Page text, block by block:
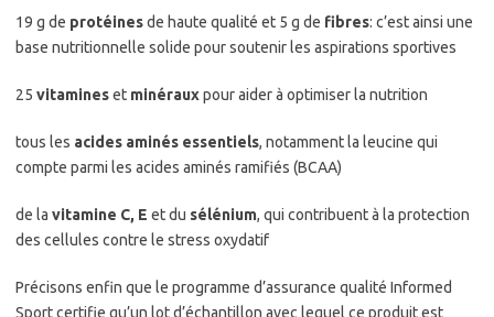
19 g de protéinesde haute qualité et 5 g de fibres: c’est ainsi une
base nutritionnelle solide pour soutenir les aspirations sportives
25 vitamineset minérauxpour aider à optimiser la nutrition
tous les acides aminés essentiels, notamment la leucine qui
compte parmi les acides aminés ramifiés (BCAA)
de la vitamine C, E et du sélénium, qui contribuent à la protection
des cellules contre le stress oxydatif
Précisons enfin que le programme d’assurance qualité Informed
Sport certifie qu’un lot d’échantillon avec lequel ce produit est